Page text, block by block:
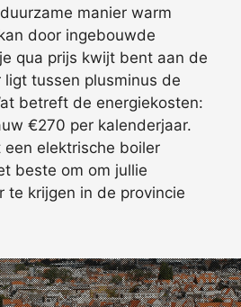
manier warm
door ingebouwde
qua prijs kwijt bent aan de
tussen plusminus de
betreft de energiekosten:
€270 per kalenderjaar.
een elektrische boiler
beste om om jullie
te krijgen in de provincie